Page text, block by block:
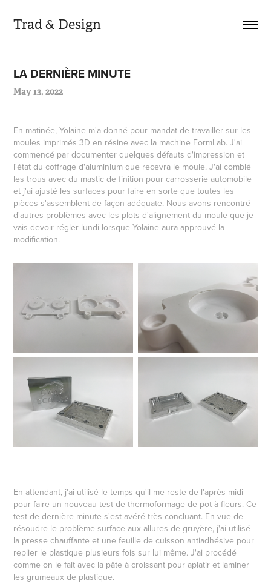
Trad & Design
LA DERNIÈRE MINUTE
May 13, 2022
En matinée, Yolaine m'a donné pour mandat de travailler sur les
moules imprimés 3D en résine avec la machine FormLab. J'ai
commencé par documenter quelques défauts d'impression et
l'état du coffrage d'aluminium que recevra le moule. J'ai comblé
les trous avec du mastic de finition pour carrosserie automobile
et j'ai ajusté les surfaces pour faire en sorte que toutes les
pièces s'assemblent de façon adéquate. Nous avons rencontré
d'autres problèmes avec les plots d'alignement du moule que je
vais devoir régler lundi lorsque Yolaine aura approuvé la
modification.
En attendant, j'ai utilisé le temps qu'il me reste de l'après-midi
pour faire un nouveau test de thermoformage de pot à fleurs. Ce
test de dernière minute s'est avéré très concluant. En vue de
résoudre le problème surface aux allures de gruyère, j'ai utilisé
la presse chauffante et une feuille de cuisson antiadhésive pour
replier le plastique plusieurs fois sur lui même. J'ai procédé
comme on le fait avec la pâte à croissant pour aplatir et laminer
les grumeaux de plastique.